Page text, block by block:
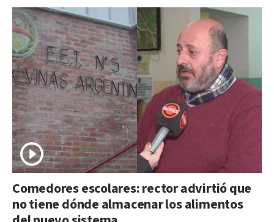
Comedores escolares: rector advirtió que
no tiene dónde almacenar los alimentos